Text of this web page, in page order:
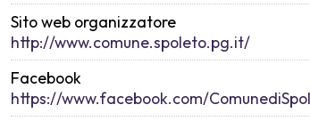
Sito web organizzatore
http://www.comune.spoleto.pg.it/
Facebook
https://www.facebook.com/